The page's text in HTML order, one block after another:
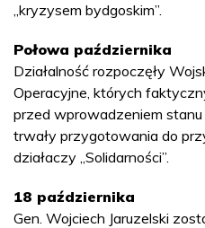
„kryzysem bydgoskim”.
Połowa października
Działalność rozpoczęły
Operacyjne, których
przed wprowadzeniem
trwały przygotowania do
działaczy „Solidarności”.
18 października
Gen. Wojciech Jaruzelski